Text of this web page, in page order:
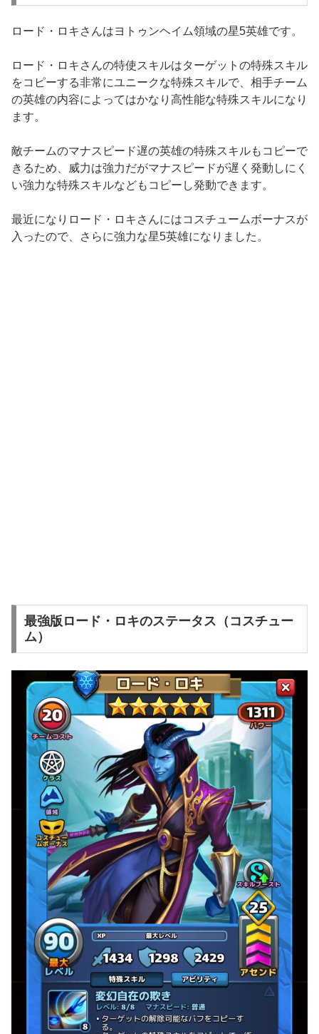
ロード・ロキさんはヨトゥンヘイム領域の星5英雄です。
ロード・ロキさんの特使スキルはターゲットの特殊スキル
をコピーする非常にユニークな特殊スキルで、相手チーム
の英雄の内容によってはかなり高性能な特殊スキルになり
ます。
敵チームのマナスピード遅の英雄の特殊スキルもコピーで
きるため、威力は強力だがマナスピードが遅く発動しにく
い強力な特殊スキルなどもコピーし発動できます。
最近になりロード・ロキさんにはコスチュームボーナスが
入ったので、さらに強力な星5英雄になりました。
最強版ロード・ロキのステータス（コスチュー
ム）